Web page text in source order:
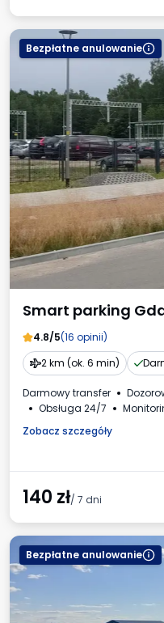
Bezpłatne anulowanie
Smart parking
4.8/5(16 opinii)
2 km (ok. 6 min)
Darmowy transfer
Obsługa 24/7
Samochody osobowe
Zobacz szczegóły
140 zł/ 7 dni
Bezpłatne anulowanie